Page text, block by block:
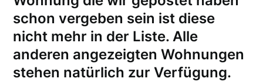
schon vergeben sein ist diese
nicht mehr in der Liste. Alle
anderen angezeigten Wohnungen
stehen natürlich zur Verfügung.